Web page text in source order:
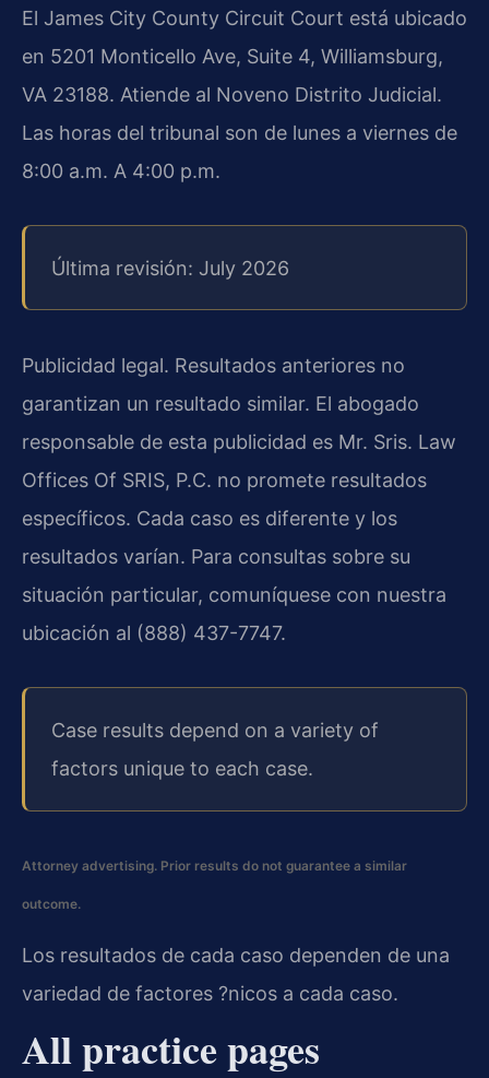
El James City County Circuit Court está ubicado
en 5201 Monticello Ave, Suite 4, Williamsburg,
VA 23188. Atiende al Noveno Distrito Judicial.
Las horas del tribunal son de lunes a viernes de
8:00 a.m. A 4:00 p.m.
Última revisión: July 2026
Publicidad legal. Resultados anteriores no
garantizan un resultado similar. El abogado
responsable de esta publicidad es Mr. Sris. Law
Offices Of SRIS, P.C. no promete resultados
específicos. Cada caso es diferente y los
resultados varían. Para consultas sobre su
situación particular, comuníquese con nuestra
ubicación al (888) 437-7747.
Case results depend on a variety of
factors unique to each case.
Attorney advertising. Prior results do not guarantee a similar
outcome.
Los resultados de cada caso dependen de una
variedad de factores ?nicos a cada caso.
All practice pages